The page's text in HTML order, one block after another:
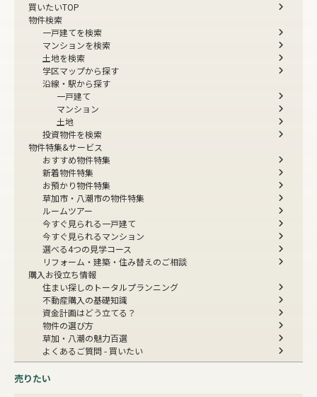
買いたいTOP
物件検索
一戸建てを検索
マンションを検索
土地を検索
学区マップから探す
沿線・駅から探す
一戸建て
マンション
土地
投資物件を検索
物件特集&サービス
おすすめ物件特集
新着物件特集
お預かり物件特集
草加市・八潮市の物件特集
ルームツアー
今すぐ見られる一戸建て
今すぐ見られるマンション
選べる4つの見学コース
リフォーム・建築・住み替えのご相談
購入お役立ち情報
住まい探しのトータルプランニング
不動産購入の基礎知識
資金計画はどう立てる？
物件の選び方
草加・八潮の魅力百選
よくあるご質問 - 買いたい
売りたい